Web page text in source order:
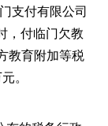
支付有限公司
，付临门欠教
教育附加等税
。